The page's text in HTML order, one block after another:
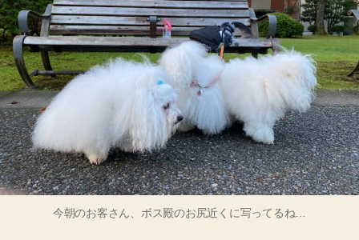
今朝のお客さん、ボス殿のお尻近くに写ってるね…